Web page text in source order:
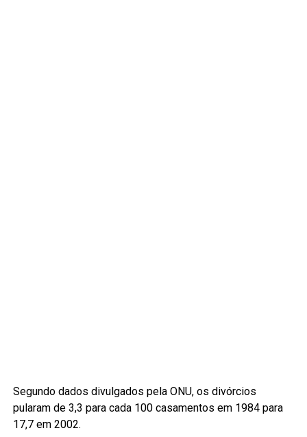
Segundo dados divulgados pela ONU, os divórcios
pularam de 3,3 para cada 100 casamentos em 1984 para
17,7 em 2002.